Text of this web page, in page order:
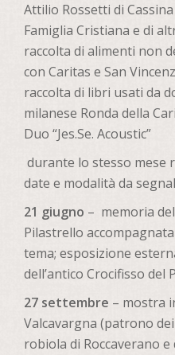
Attilio Rossetti di
Famiglia Cristiana e di
raccolta di alimenti non
con Caritas e San
raccolta di libri usati da
milanese Ronda della
Duo “Jes.Se. Acoustic”
durante lo stesso mese
date e modalità da
21 giugno – memoria
Pilastrello
tema; esposizione
dell’antico Crocifisso del
27 settembre – mostra
Valcavargna (patrono
robiola di Roccaverano e